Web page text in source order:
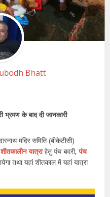
Bhatt
भ्रमण के बाद दी जानकारी
मंदिर समिति (बीकेटीसी)
शीतकालीन यात्राहेतु पंच बदरी,पंच
तथा यहां शीतकाल में यहां यात्रा